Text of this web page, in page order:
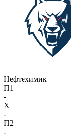
Нефтехимик
П1
-
X
-
П2
-